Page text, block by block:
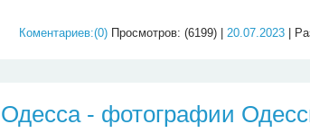
Коментариев:(0) Просмотров: (6199) | 20.07.2023 |
Одесса - фотографии